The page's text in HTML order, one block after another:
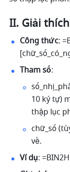
II. Giải
Công thức:
Tham số:
10 ký tự)
thập lục
chữ_số
về.
Ví dụ: